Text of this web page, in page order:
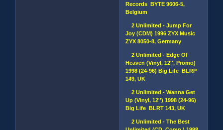
Records BYTE 9606-5,
Belgium
2 Unlimited - Jump For
Joy (CDM) 1996 ZYX Music
ZYX 8050-8, Germany
2 Unlimited - Edge Of
Heaven (Vinyl, 12'', Promo)
1998 (24-96) Big Life BLRP
149, UK
2 Unlimited - Wanna Get
Up (Vinyl, 12'') 1998 (24-96)
Big Life BLRT 143, UK
2 Unlimited - The Best